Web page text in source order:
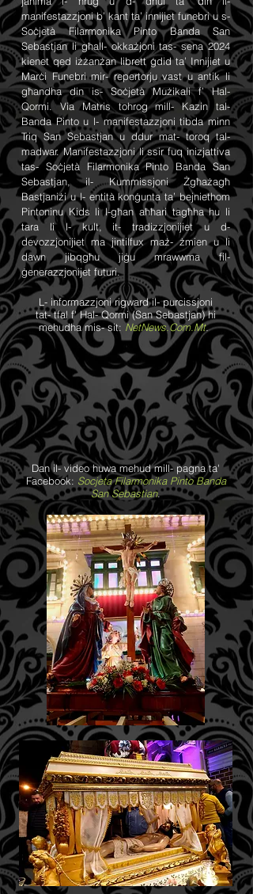
manifestazzjoni b’ kant ta’ innijiet funebri u s-
Soċjetà Filarmonika Pinto Banda San
Sebastjan li għall- okkażjoni tas- sena 2024
kienet qed iżżanżan librett ġdid ta’ Innijiet u
Marċi Funebri mir- repertorju vast u antik li
għandha din is- Soċjetà Mużikali f’ Hal-
Qormi.Via Matris tohrog mill- Kazin tal-
Banda Pinto u l- manifestazzjoni tibda minn
Triq San Sebastjan u ddur mat- toroq tal-
madwar.Manifestazzjoni li ssir fuq inizjattiva
tas- Soċjetà Filarmonika Pinto Banda San
Sebastjan, il- Kummissjoni Żgħażagħ
Bastjaniżi u l- entità konġunta ta’ bejniethom
Pintoninu Kids li l-għan aħħari tagħha hu li
tara li l- kult, it- tradizzjonijiet u d-
devozzjonijiet ma jintilfux maż- żmien u li
dawn jibqgħu jiġu mrawwma fil-
ġenerazzjonijet futuri.
L- informazzjoni rigward il- purcissjoni
tat- tfal f' Hal- Qormi (San Sebastjan) hi
mehudha mis- sit: NetNews.Com.Mt.
Dan il- video huwa mehud mill- pagna ta'
Facebook: Socjeta Filarmonika Pinto Banda
San Sebastian.